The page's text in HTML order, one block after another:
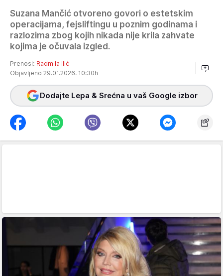
Suzana Mančić otvoreno govori o estetskim
operacijama, fejsliftingu u poznim godinama i
razlozima zbog kojih nikada nije krila zahvate
kojima je očuvala izgled.
Prenosi: Radmila Ilić
Objavljeno 29.01.2026. 10:30h
Dodajte Lepa & Srećna u vaš Google izbor